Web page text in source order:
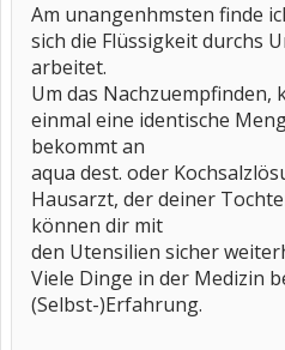
Am unangenhmsten finde
sich die Flüssigkeit durchs
arbeitet.
Um das
einmal eine identische
bekommt an
aqua dest. oder
Hausarzt, der deiner
können dir mit
den Utensilien sicher
Viele Dinge in der Medizin
(Selbst-)Erfahrung.